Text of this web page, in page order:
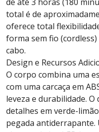
total é de
oferece total
forma sem fio
cabo.
Design e Recursos
O corpo combina uma
com uma carcaça em
leveza e durabilidade.
detalhes em verde-
pegada antiderrapante.